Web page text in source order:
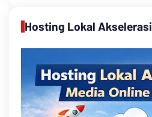
Hosting Lokal Akselerasi